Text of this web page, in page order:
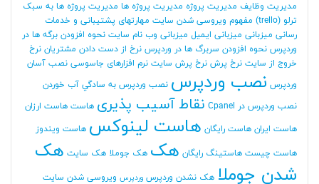
مدیریت وظایف مدیریت پروژه مدیریت پروژه ها مدیریت پروژه ها به سبک
ترلو (trello)
مفهوم ویروسی شدن سایت مهارتهای پشتیبانی و خدمات
رسانی میزبانی میزبانی ایمیل میزبانی وب نام سایت نحوه افزودن برگه ها در
وردپرس نحوه افزودن سربرگ ها در وردپرس نرخ از دست دادن مشتریان نرخ
خروج از سایت نرخ پرش نرخ پرش سایت نرم افزارهای جاسوسی نصب آسان
وردپرس نصب وردپرس نصب وردپرس به سادگي آب خوردن
نصب وردپرس در Cpanel
نقاط آسیب پذیری هاست هاست ارزان
هاست ایران هاست رایگان هاست لینوکس هاست ویندوز
هاست چیست هاستینگ رایگان هک هک جوملا هک سایت هک
شدن جوملا هک نشدن وردپرس وردپرس ویروسی شدن سایت